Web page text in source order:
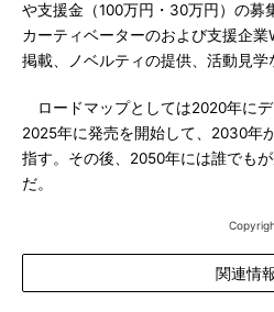
や支援金（100万円・30万円）の募
カーティベーターのおよび支援企
掲載、ノベルティの提供、活動見学
ロードマップとしては2020年にデ
2025年に発売を開始して、2030年
指す。その後、2050年には誰でも
だ。
関連情